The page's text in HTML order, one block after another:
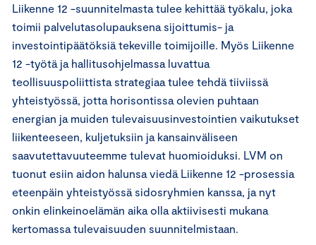
Liikenne 12 -suunnitelmasta tulee kehittää työkalu, joka
toimii palvelutasolupauksena sijoittumis- ja
investointipäätöksiä tekeville toimijoille. Myös Liikenne
12 -työtä ja hallitusohjelmassa luvattua
teollisuuspoliittista strategiaa tulee tehdä tiiviissä
yhteistyössä, jotta horisontissa olevien puhtaan
energian ja muiden tulevaisuusinvestointien vaikutukset
liikenteeseen, kuljetuksiin ja kansainväliseen
saavutettavuuteemme tulevat huomioiduksi. LVM on
tuonut esiin aidon halunsa viedä Liikenne 12 -prosessia
eteenpäin yhteistyössä sidosryhmien kanssa, ja nyt
onkin elinkeinoelämän aika olla aktiivisesti mukana
kertomassa tulevaisuuden suunnitelmistaan.